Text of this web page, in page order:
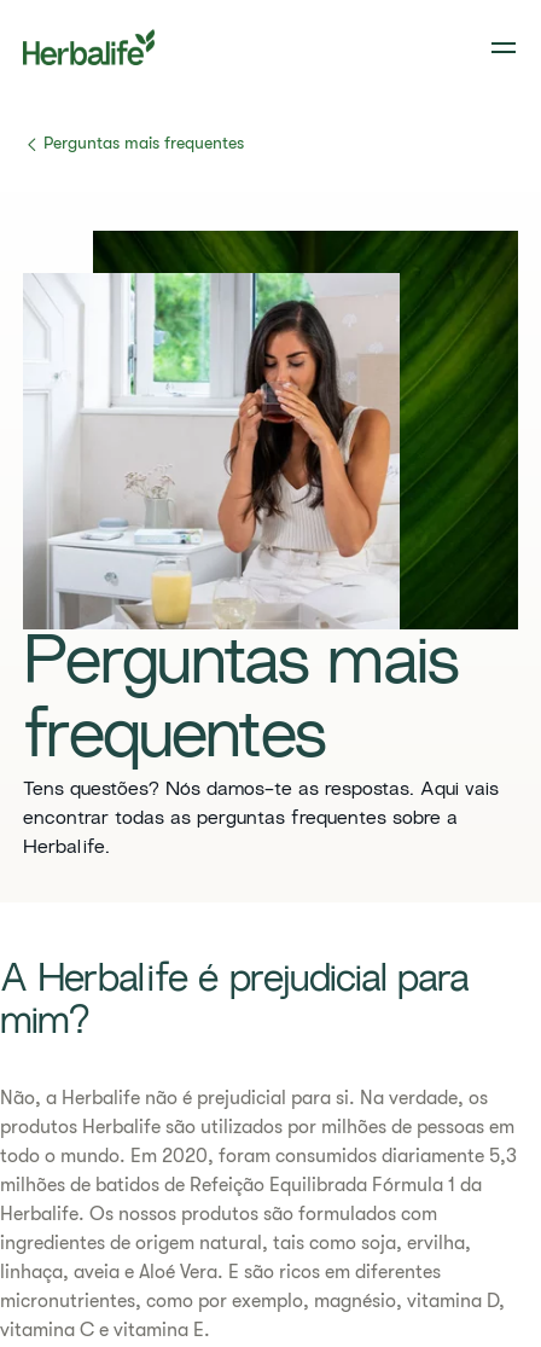
​Perguntas mais frequentes
Perguntas mais
frequentes
Tens questões? Nós damos-te as respostas. Aqui vais
encontrar todas as perguntas frequentes sobre a
Herbalife.
​​A Herbalife é prejudicial para
mim?​
Não, a Herbalife não é prejudicial para si. Na verdade, os
produtos Herbalife são utilizados por milhões de pessoas em
todo o mundo. Em 2020, foram consumidos diariamente 5,3
milhões de batidos de Refeição Equilibrada Fórmula 1 da
Herbalife. Os nossos produtos são formulados com
ingredientes de origem natural, tais como soja, ervilha,
linhaça, aveia e Aloé Vera. E são ricos em diferentes
micronutrientes, como por exemplo, magnésio, vitamina D,
vitamina C e vitamina E.